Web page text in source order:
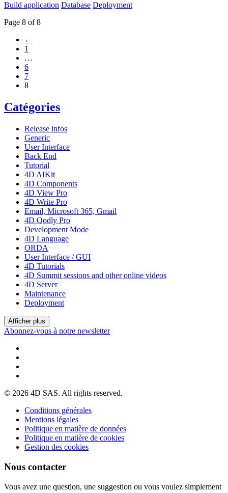
Build application Database Deployment
Page 8 of 8
←
1
…
6
7
8
Catégories
Release infos
Generic
User Interface
Back End
Tutorial
4D AIKit
4D Components
4D View Pro
4D Write Pro
Email, Microsoft 365, Gmail
4D Qodly Pro
Development Mode
4D Language
ORDA
User Interface / GUI
4D Tutorials
4D Summit sessions and other online videos
4D Server
Maintenance
Deployment
Afficher plus
Abonnez-vous à notre newsletter
© 2026 4D SAS. All rights reserved.
Conditions générales
Mentions légales
Politique en matière de données
Politique en matière de cookies
Gestion des cookies
Nous contacter
Vous avez une question, une suggestion ou vous voulez simplement